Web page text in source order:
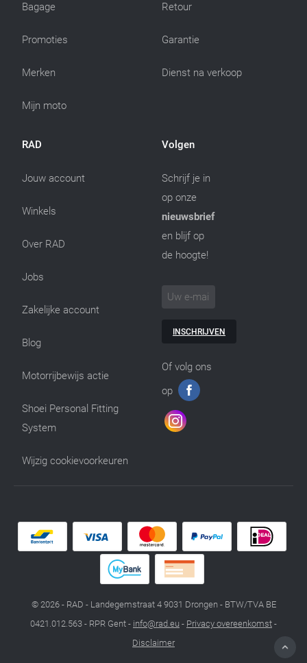
Bagage
Promoties
Merken
Mijn moto
Retour
Garantie
Dienst na verkoop
RAD
Jouw account
Winkels
Over RAD
Jobs
Zakelijke account
Blog
Motorrijbewijs actie
Shoei Personal Fitting
System
Wijzig cookievoorkeuren
Volgen
Schrijf je in
op onze
nieuwsbrief
en blijf op
de hoogte!
INSCHRIJVEN
Of volg ons
op
© 2026 - RAD - Landegemstraat 4 9031 Drongen - BTW/TVA BE
0421.012.563 - RPR Gent - info@rad.eu - Privacy overeenkomst -
Disclaimer